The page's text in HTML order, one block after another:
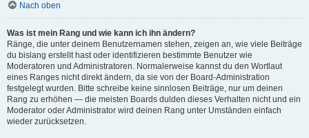
Nach oben
Was ist mein Rang und wie kann ich ihn ändern?
Ränge, die unter deinem Benutzernamen stehen, zeigen an, wie viele Beiträge
du bislang erstellt hast oder identifizieren bestimmte Benutzer wie
Moderatoren und Administratoren. Normalerweise kannst du den Wortlaut
eines Ranges nicht direkt ändern, da sie von der Board-Administration
festgelegt wurden. Bitte schreibe keine sinnlosen Beiträge, nur um deinen
Rang zu erhöhen — die meisten Boards dulden dieses Verhalten nicht und ein
Moderator oder Administrator wird deinen Rang unter Umständen einfach
wieder zurücksetzen.